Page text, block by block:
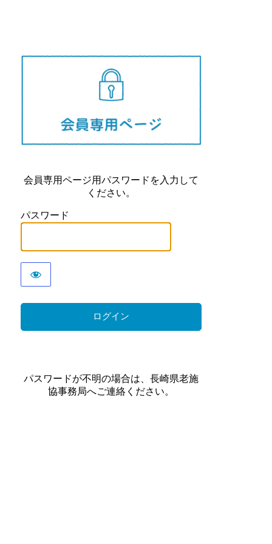
会員専用ページ用パスワードを入力して
ください。
パスワード
パスワードが不明の場合は、長崎県老施
協事務局へご連絡ください。